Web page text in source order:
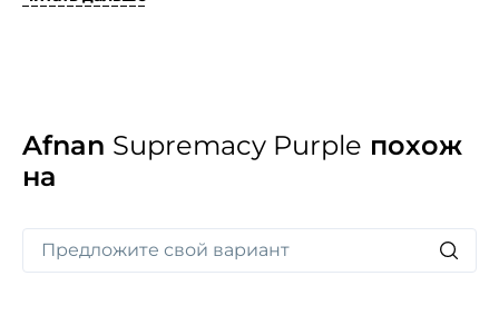
Afnan Supremacy Purple похож
на